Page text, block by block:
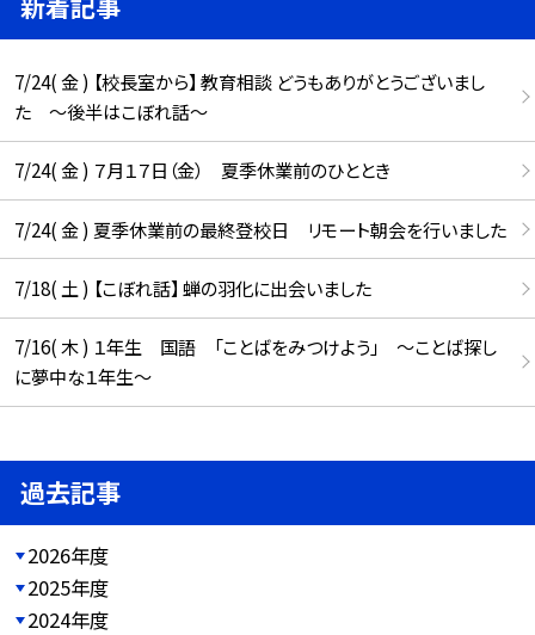
7/24( 金 ) 【校長室から】 教育相談 どうもありがとうございまし
た ～後半はこぼれ話～
7/24( 金 ) ７月１７日（金） 夏季休業前のひととき
7/24( 金 ) 夏季休業前の最終登校日 リモート朝会を行いました
7/18( 土 ) 【こぼれ話】 蝉の羽化に出会いました
7/16( 木 ) １年生 国語 「ことばをみつけよう」 ～ことば探し
に夢中な１年生～
過去記事
2026年度
2025年度
2024年度